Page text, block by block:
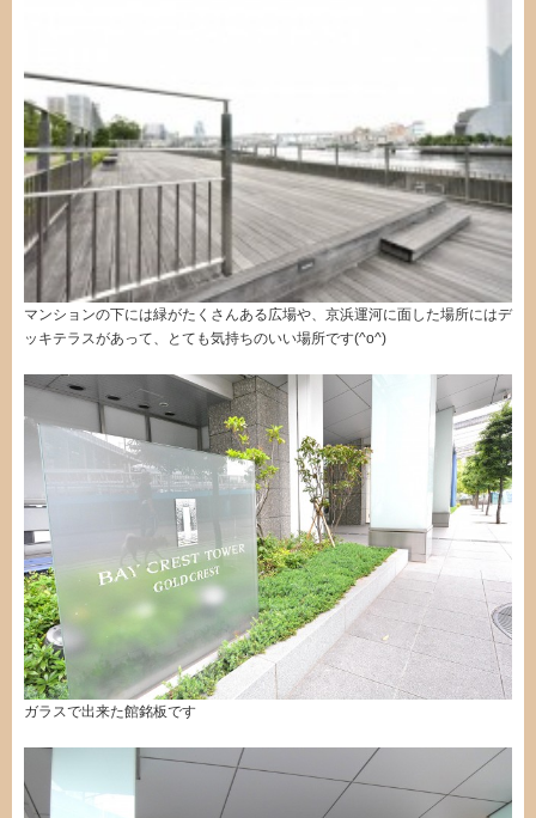
マンションの下には緑がたくさんある広場や、京浜運河に面した場所にはデ
ッキテラスがあって、とても気持ちのいい場所です(^o^)
ガラスで出来た館銘板です